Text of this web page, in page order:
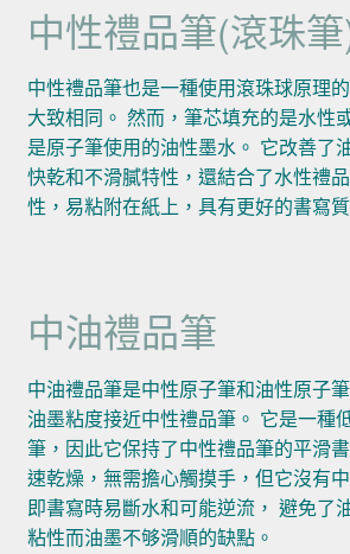
中性禮品筆(滾珠
中性禮品筆也是一種使用滾珠球原理
大致相同。 然而，筆芯填充的是水性
是原子筆使用的油性墨水。 它改善了
快乾和不滑膩特性，還結合了水性禮
性，易粘附在紙上，具有更好的書寫質
中油禮品筆
中油禮品筆是中性原子筆和油性原子
油墨粘度接近中性禮品筆。 它是一種
筆，因此它保持了中性禮品筆的平滑
速乾燥，無需擔心觸摸手，但它沒有
即書寫時易斷水和可能逆流， 避免了
粘性而油墨不够滑順的缺點。